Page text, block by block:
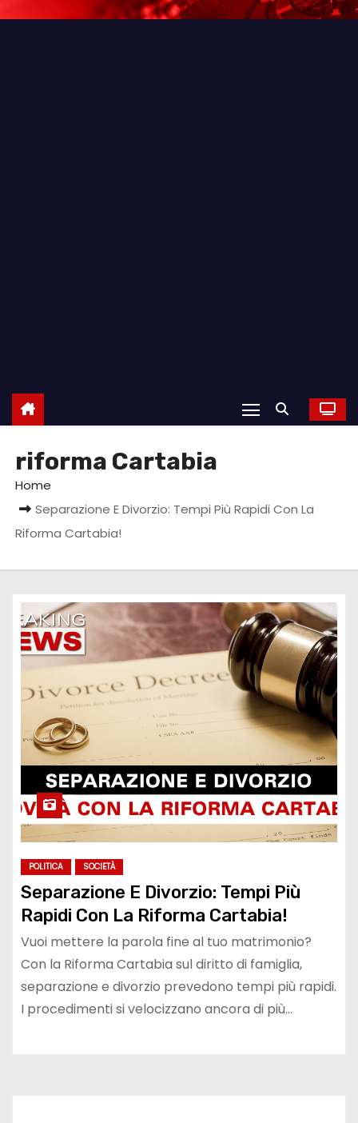
riforma Cartabia
Home
Separazione E Divorzio: Tempi Più Rapidi Con La
Riforma Cartabia!
POLITICA SOCIETÀ
Separazione E Divorzio: Tempi Più
Rapidi Con La Riforma Cartabia!
Vuoi mettere la parola fine al tuo matrimonio?
Con la Riforma Cartabia sul diritto di famiglia,
separazione e divorzio prevedono tempi più rapidi.
I procedimenti si velocizzano ancora di più…